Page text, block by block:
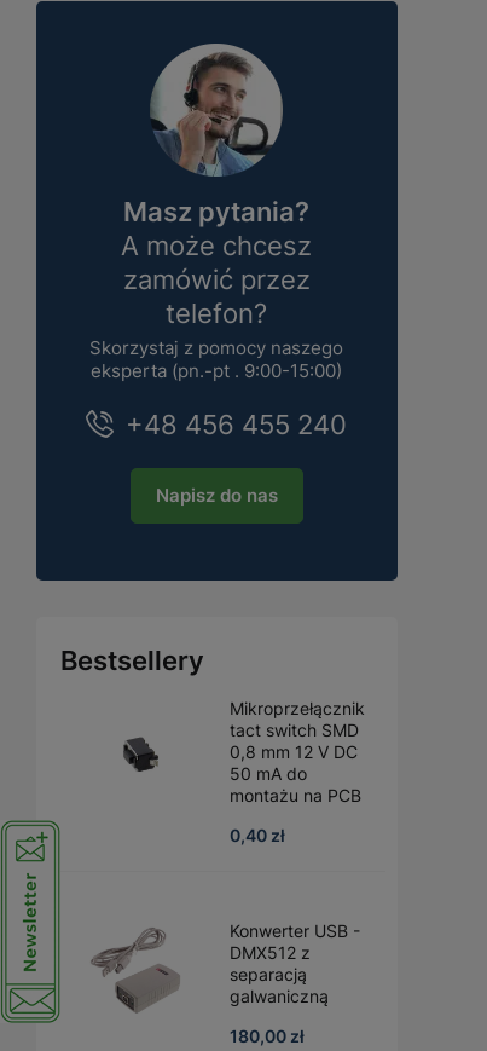
Masz pytania?
A może chcesz
zamówić przez
telefon?
Skorzystaj z pomocy naszego
eksperta (pn.-pt . 9:00-15:00)
+48 456 455 240
Napisz do nas
Bestsellery
Mikroprzełącznik
tact switch SMD
0,8 mm 12 V DC
50 mA do
montażu na PCB
0,40 zł
Konwerter USB -
DMX512 z
separacją
galwaniczną
180,00 zł